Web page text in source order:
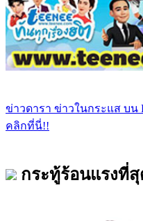
ข่าวดารา ข่าวในกระแส บน
คลิกที่นี่!!
กระทู้ร้อนแรงที่